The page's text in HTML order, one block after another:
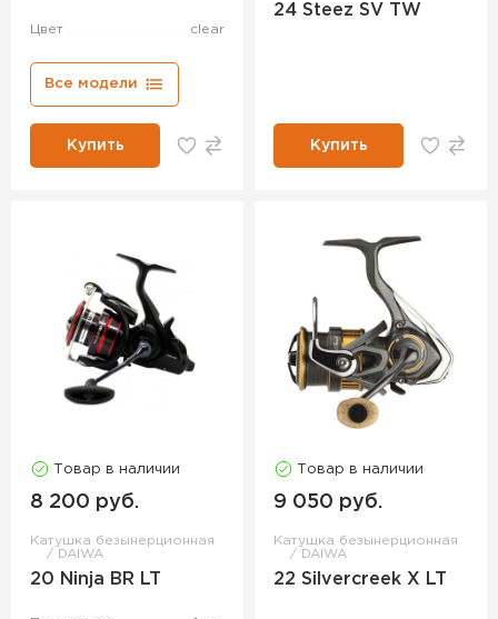
Цвет clear
Все модели
Купить
24 Steez SV TW
Купить
Товар в наличии
8 200 руб.
Катушка безынерционная
DAIWA
20 Ninja BR LT
Товар в наличии
9 050 руб.
Катушка безынерционная
DAIWA
22 Silvercreek X LT